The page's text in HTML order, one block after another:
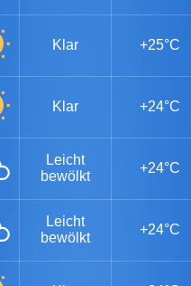
Klar +25°C
Klar +24°C
Leicht
bewölkt
+24°C
Leicht
bewölkt
+24°C